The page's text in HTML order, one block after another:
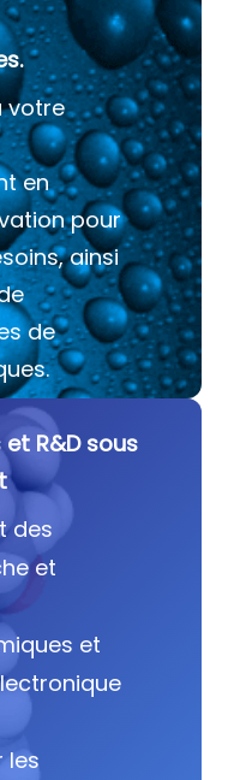
votre
en
pour
ainsi
de
R&D sous
des
et
et
les